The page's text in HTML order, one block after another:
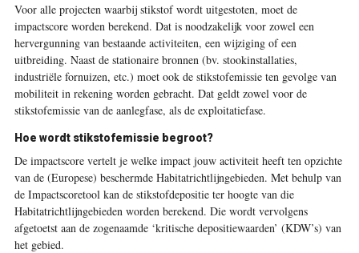
Voor alle projecten waarbij stikstof wordt uitgestoten, moet de
impactscore worden berekend. Dat is noodzakelijk voor zowel een
hervergunning van bestaande activiteiten, een wijziging of een
uitbreiding. Naast de stationaire bronnen (bv. stookinstallaties,
industriële fornuizen, etc.) moet ook de stikstofemissie ten gevolge van
mobiliteit in rekening worden gebracht. Dat geldt zowel voor de
stikstofemissie van de aanlegfase, als de exploitatiefase.
Hoe wordt stikstofemissie begroot?
De impactscore vertelt je welke impact jouw activiteit heeft ten opzichte
van de (Europese) beschermde Habitatrichtlijngebieden. Met behulp van
de Impactscoretool kan de stikstofdepositie ter hoogte van die
Habitatrichtlijngebieden worden berekend. Die wordt vervolgens
afgetoetst aan de zogenaamde ‘kritische depositiewaarden’ (KDW’s) van
het gebied.